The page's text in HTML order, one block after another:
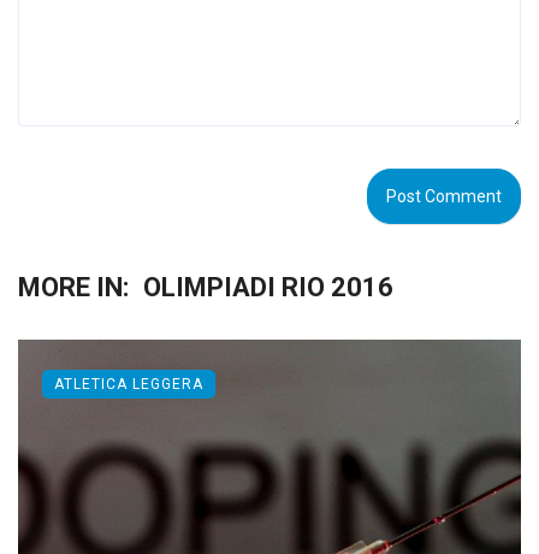
MORE IN: OLIMPIADI RIO 2016
ATLETICA LEGGERA